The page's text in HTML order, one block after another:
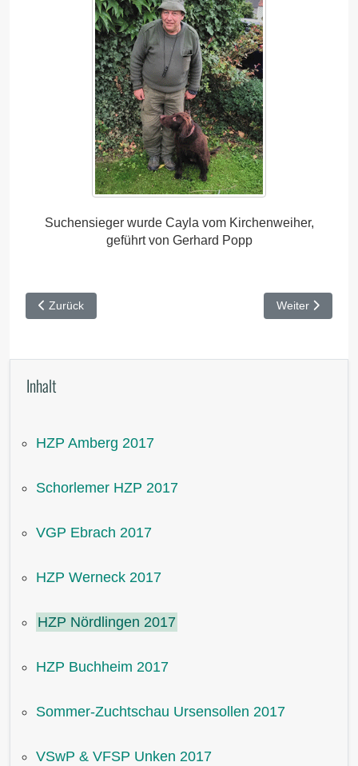
Suchensieger wurde Cayla vom Kirchenweiher,
geführt von Gerhard Popp
Vorheriger Beitrag: HZP Werneck 2017
Zurück Nächster
Weiter
Inhalt
HZP Amberg 2017
Schorlemer HZP 2017
VGP Ebrach 2017
HZP Werneck 2017
HZP Nördlingen 2017
HZP Buchheim 2017
Sommer-Zuchtschau Ursensollen 2017
VSwP & VFSP Unken 2017